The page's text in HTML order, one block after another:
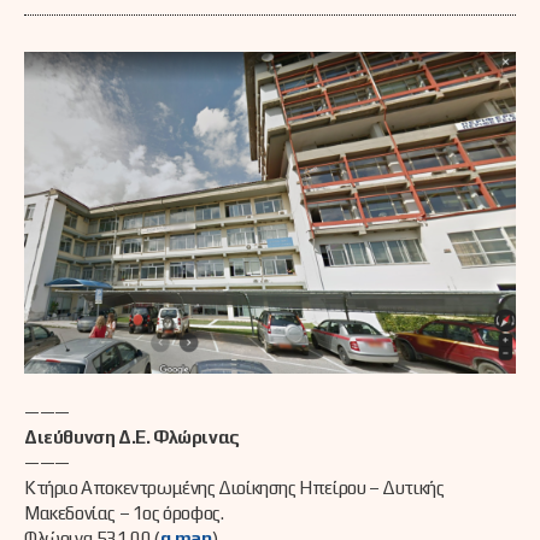
———
Διεύθυνση Δ.Ε. Φλώρινας
———
Κτήριο Αποκεντρωμένης Διοίκησης Ηπείρου – Δυτικής
Μακεδονίας – 1ος όροφος.